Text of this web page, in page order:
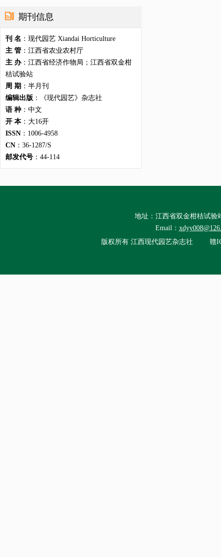
期刊信息
刊 名 ：现代园艺 Xiandai Horticulture
主 管 ：江西省农业农村厅
主 办：江西省经济作物局；江西省双金柑
桔试验站
周 期 ：半月刊
编辑出版 ：《现代园艺》杂志社
语 种 ：中文
开 本：大16开
ISSN ：1006-4958
CN ：36-1287/S
邮发代号 ：44-114
地址：江西省双金柑桔试验
Email：
版权所有 江西现代园艺杂志社 赣